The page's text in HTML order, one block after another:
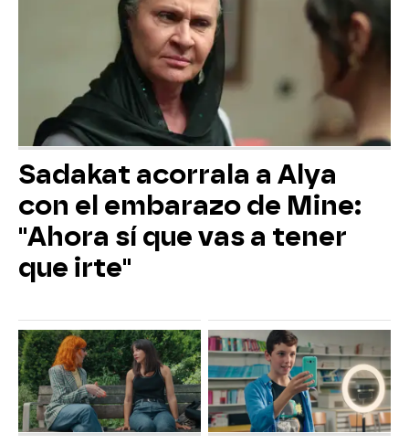
Sadakat acorrala a Alya
con el embarazo de Mine:
"Ahora sí que vas a tener
que irte"